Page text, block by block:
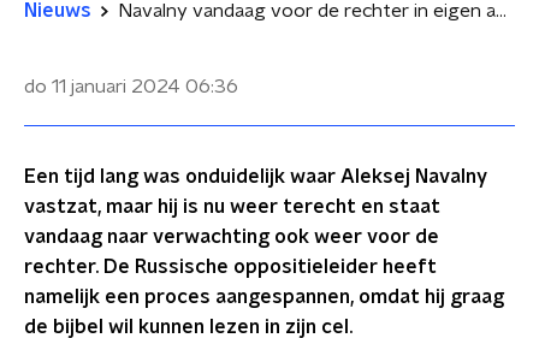
Nieuws Navalny vandaag voor de rechter in eigen aangespannen zaak
do 11 januari 2024 06:36
Een tijd lang was onduidelijk waar Aleksej Navalny
vastzat, maar hij is nu weer terecht en staat
vandaag naar verwachting ook weer voor de
rechter. De Russische oppositieleider heeft
namelijk een proces aangespannen, omdat hij graag
de bijbel wil kunnen lezen in zijn cel.